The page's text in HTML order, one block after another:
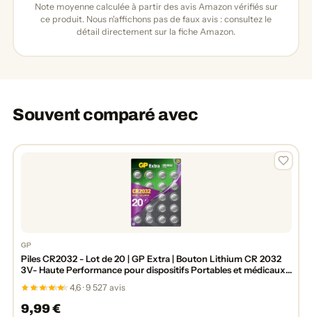
Note moyenne calculée à partir des avis Amazon vérifiés sur
ce produit. Nous n'affichons pas de faux avis : consultez le
détail directement sur la fiche Amazon.
Souvent comparé avec
GP
Piles CR2032 - Lot de 20 | GP Extra | Bouton Lithium CR 2032
3V- Haute Performance pour dispositifs Portables et médicaux,
4,6 · 9 527 avis
9,99 €